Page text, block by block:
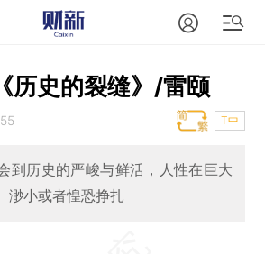
历史的裂缝》/雷颐
T中
到历史的严峻与鲜活，人性在巨大
渺小或者惶恐挣扎